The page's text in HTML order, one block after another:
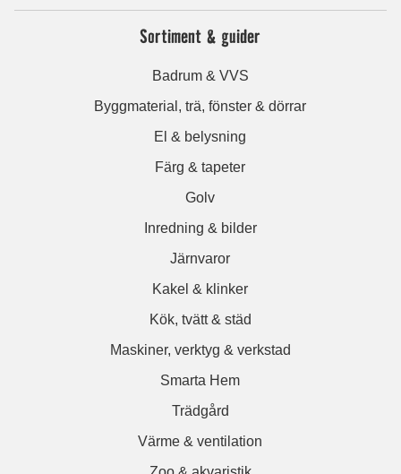
Sortiment & guider
Badrum & VVS
Byggmaterial, trä, fönster & dörrar
El & belysning
Färg & tapeter
Golv
Inredning & bilder
Järnvaror
Kakel & klinker
Kök, tvätt & städ
Maskiner, verktyg & verkstad
Smarta Hem
Trädgård
Värme & ventilation